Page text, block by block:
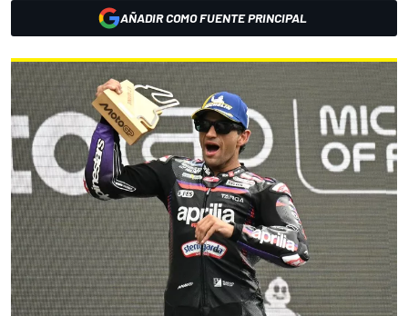
AÑADIR COMO FUENTE PRINCIPAL